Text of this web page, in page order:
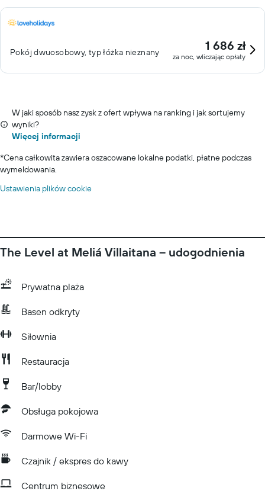
Pokój dwuosobowy, typ łóżka nieznany 1 686 zł
za noc, wliczając opłaty
W jaki sposób nasz zysk z ofert wpływa na ranking i jak sortujemy
wyniki?
Więcej informacji
*Cena całkowita zawiera oszacowane lokalne podatki, płatne podczas
wymeldowania.
Ustawienia plików cookie
The Level at Meliá Villaitana – udogodnienia
Prywatna plaża
Basen odkryty
Siłownia
Restauracja
Bar/lobby
Obsługa pokojowa
Darmowe Wi-Fi
Czajnik / ekspres do kawy
Centrum biznesowe